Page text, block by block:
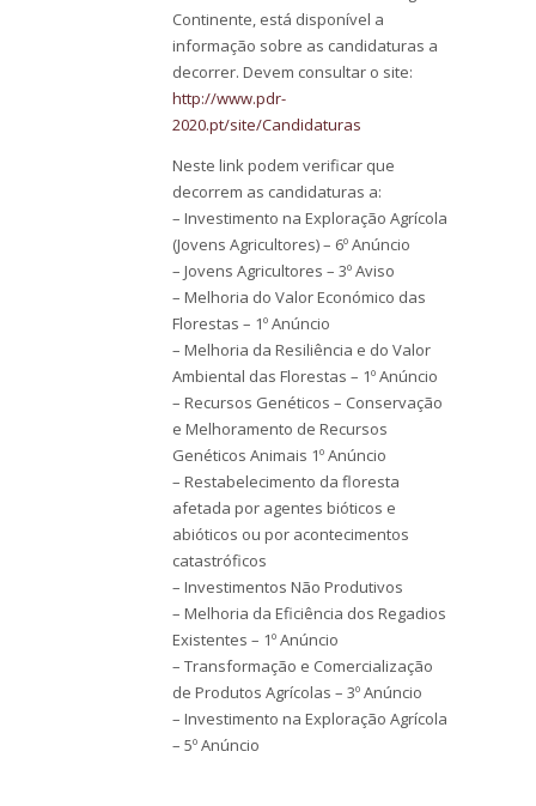
Continente, está disponível a
informação sobre as candidaturas a
decorrer. Devem consultar o site:
http://www.pdr-
2020.pt/site/Candidaturas
Neste link podem verificar que
decorrem as candidaturas a:
– Investimento na Exploração Agrícola
(Jovens Agricultores) – 6º Anúncio
– Jovens Agricultores – 3º Aviso
– Melhoria do Valor Económico das
Florestas – 1º Anúncio
– Melhoria da Resiliência e do Valor
Ambiental das Florestas – 1º Anúncio
– Recursos Genéticos – Conservação
e Melhoramento de Recursos
Genéticos Animais 1º Anúncio
– Restabelecimento da floresta
afetada por agentes bióticos e
abióticos ou por acontecimentos
catastróficos
– Investimentos Não Produtivos
– Melhoria da Eficiência dos Regadios
Existentes – 1º Anúncio
– Transformação e Comercialização
de Produtos Agrícolas – 3º Anúncio
– Investimento na Exploração Agrícola
– 5º Anúncio